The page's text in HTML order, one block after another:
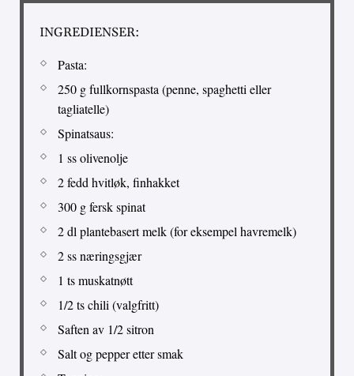
INGREDIENSER:
Pasta:
250 g fullkornspasta (penne, spaghetti eller
tagliatelle)
Spinatsaus:
1 ss olivenolje
2 fedd hvitløk, finhakket
300 g fersk spinat
2 dl plantebasert melk (for eksempel havremelk)
2 ss næringsgjær
1 ts muskatnøtt
1/2 ts chili (valgfritt)
Saften av 1/2 sitron
Salt og pepper etter smak